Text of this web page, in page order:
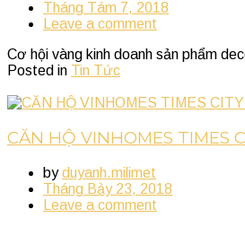
Tháng Tám 7, 2018
Leave a comment
Cơ hội vàng kinh doanh sản phẩm
Posted in Tin Tức
CĂN HỘ VINHOMES TIMES
byduyanh.milimet
Tháng Bảy 23, 2018
Leave a comment